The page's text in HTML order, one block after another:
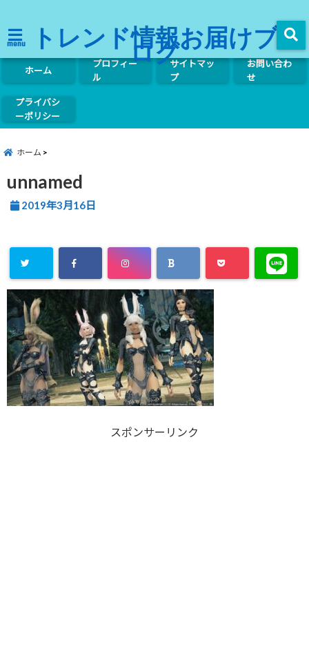
menu トレンド情報お届けブ
ログ
ホーム
プロフィー
ル
サイトマッ
プ
お問い合わ
せ
プライバシ
ーポリシー
ホーム
unnamed
2019年3月16日
スポンサーリンク